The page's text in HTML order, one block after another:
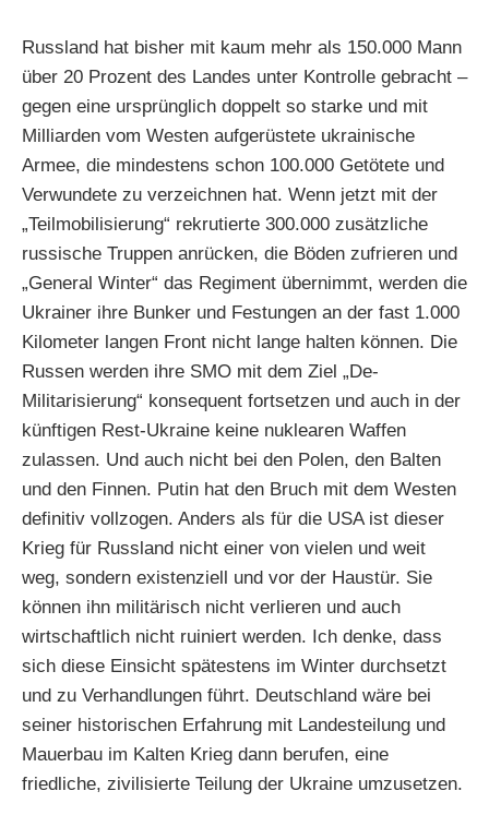
Russland hat bisher mit kaum mehr als 150.000 Mann
über 20 Prozent des Landes unter Kontrolle gebracht –
gegen eine ursprünglich doppelt so starke und mit
Milliarden vom Westen aufgerüstete ukrainische
Armee, die mindestens schon 100.000 Getötete und
Verwundete zu verzeichnen hat. Wenn jetzt mit der
„Teilmobilisierung“ rekrutierte 300.000 zusätzliche
russische Truppen anrücken, die Böden zufrieren und
„General Winter“ das Regiment übernimmt, werden die
Ukrainer ihre Bunker und Festungen an der fast 1.000
Kilometer langen Front nicht lange halten können. Die
Russen werden ihre SMO mit dem Ziel „De-
Militarisierung“ konsequent fortsetzen und auch in der
künftigen Rest-Ukraine keine nuklearen Waffen
zulassen. Und auch nicht bei den Polen, den Balten
und den Finnen. Putin hat den Bruch mit dem Westen
definitiv vollzogen. Anders als für die USA ist dieser
Krieg für Russland nicht einer von vielen und weit
weg, sondern existenziell und vor der Haustür. Sie
können ihn militärisch nicht verlieren und auch
wirtschaftlich nicht ruiniert werden. Ich denke, dass
sich diese Einsicht spätestens im Winter durchsetzt
und zu Verhandlungen führt. Deutschland wäre bei
seiner historischen Erfahrung mit Landesteilung und
Mauerbau im Kalten Krieg dann berufen, eine
friedliche, zivilisierte Teilung der Ukraine umzusetzen.